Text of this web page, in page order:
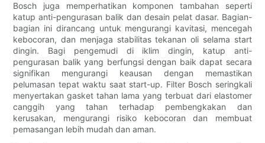
Bosch juga memperhatikan komponen tambahan seperti
katup anti-pengurasan balik dan desain pelat dasar. Bagian-
bagian ini dirancang untuk mengurangi kavitasi, mencegah
kebocoran, dan menjaga stabilitas tekanan oli selama start
dingin. Bagi pengemudi di iklim dingin, katup anti-
pengurasan balik yang berfungsi dengan baik dapat secara
signifikan mengurangi keausan dengan memastikan
pelumasan tepat waktu saat start-up. Filter Bosch seringkali
menyertakan gasket tahan lama yang terbuat dari elastomer
canggih yang tahan terhadap pembengkakan dan
kerusakan, mengurangi risiko kebocoran dan membuat
pemasangan lebih mudah dan aman.